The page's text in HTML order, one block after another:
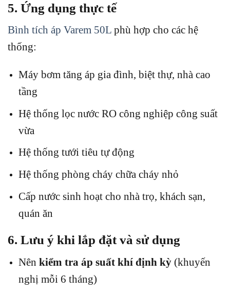
5. Ứng dụng thực tế
Bình tích áp Varem 50L phù hợp cho các hệ
thống:
Máy bơm tăng áp gia đình, biệt thự, nhà cao
tầng
Hệ thống lọc nước RO công nghiệp công suất
vừa
Hệ thống tưới tiêu tự động
Hệ thống phòng cháy chữa cháy nhỏ
Cấp nước sinh hoạt cho nhà trọ, khách sạn,
quán ăn
6. Lưu ý khi lắp đặt và sử dụng
Nên kiểm tra áp suất khí định kỳ(khuyến
nghị mỗi 6 tháng)